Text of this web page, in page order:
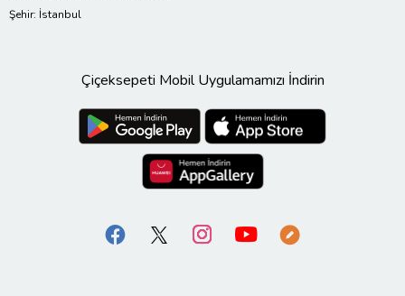
Şehir: İstanbul
Çiçeksepeti Mobil Uygulamamızı İndirin